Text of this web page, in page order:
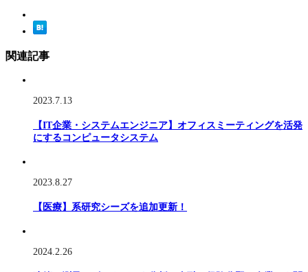
関連記事
2023.7.13
【IT企業・システムエンジニア】オフィスミーティングを活発
にするコンピュータシステム
2023.8.27
【医療】系研究シーズを追加更新！
2024.2.26